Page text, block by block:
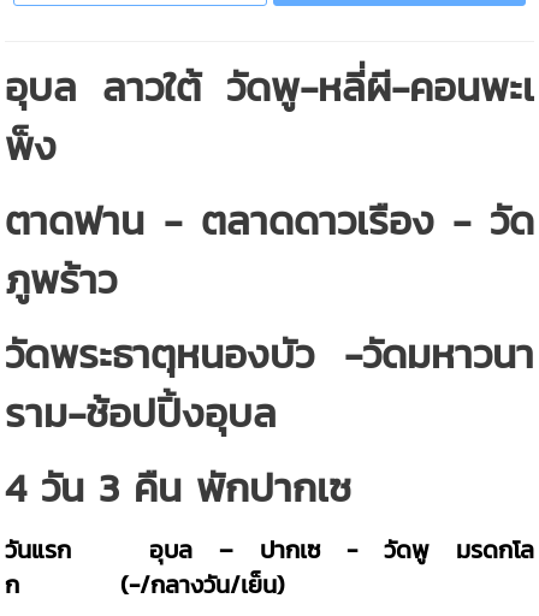
อุบล ลาวใต้ วัดพู-หลี่ผี-คอนพะเ
พ็ง
ตาดฟาน - ตลาดดาวเรือง - วัด
ภูพร้าว
วัดพระธาตุหนองบัว -วัดมหาวนา
ราม-ช้อปปิ้งอุบล
4 วัน 3 คืน พักปากเซ
วันแรก อุบล – ปากเซ - วัดพู มรดกโล
ก (-/กลางวัน/เย็น)